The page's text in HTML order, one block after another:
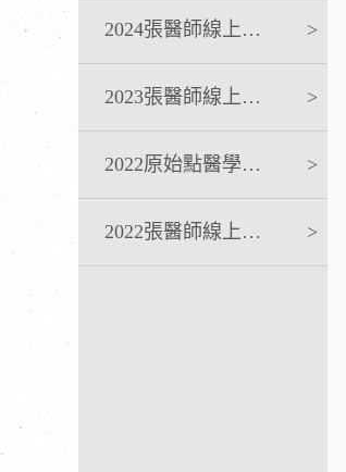
2024張醫師線上課程 >
2023張醫師線上課程 >
2022原始點醫學完整版講座 >
2022張醫師線上課程 >